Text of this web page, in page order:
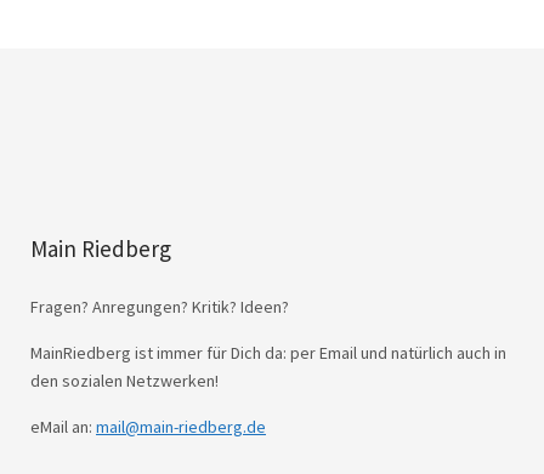
Main Riedberg
Fragen? Anregungen? Kritik? Ideen?
MainRiedberg ist immer für Dich da: per Email und natürlich auch in
den sozialen Netzwerken!
eMail an: mail@main-riedberg.de